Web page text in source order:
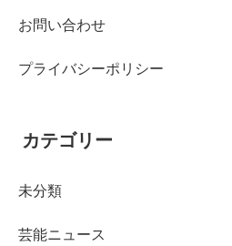
お問い合わせ
プライバシーポリシー
カテゴリー
未分類
芸能ニュース